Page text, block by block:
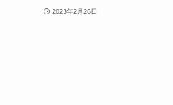
2023年2月26日